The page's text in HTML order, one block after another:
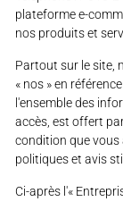
plateforme e-
nos produits et
Partout sur le site,
« nos » en
l'ensemble des
accès, est offert
condition que vous
politiques et avis
Ci-après l'«